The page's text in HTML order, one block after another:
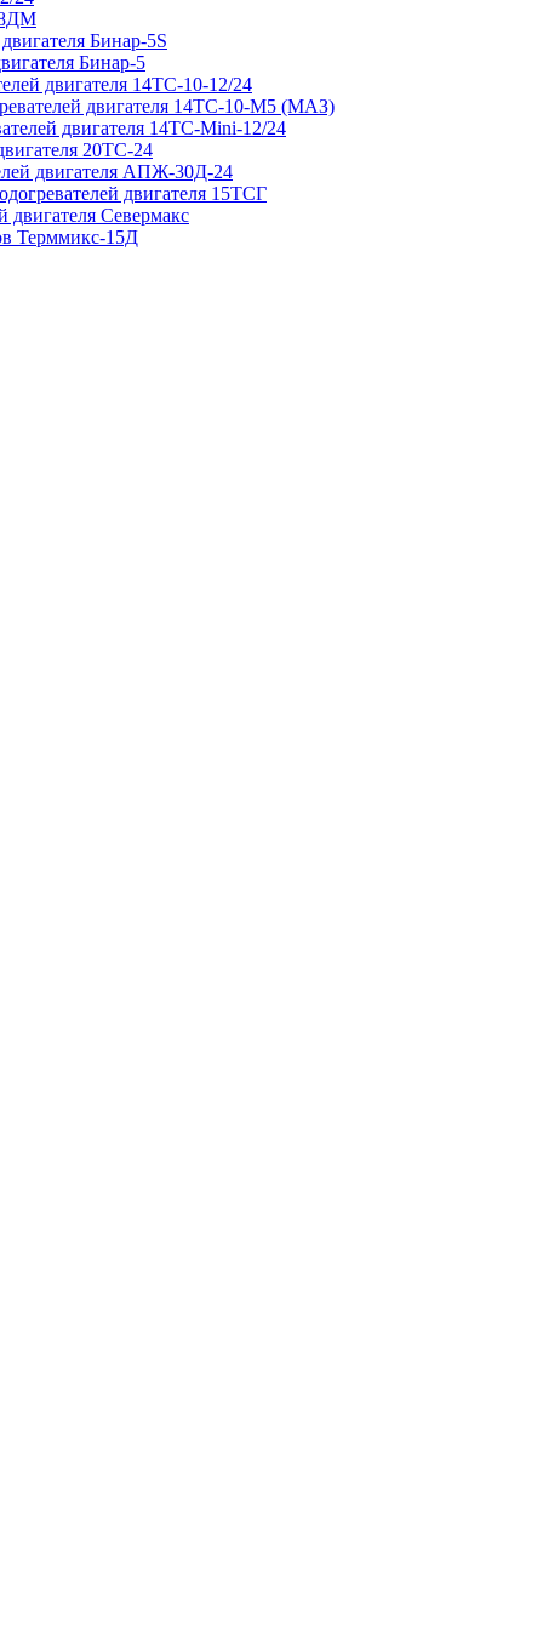
8ДМ
Бинар-5S
Бинар-5
двигателя 14ТС-10-12/24
двигателя 14ТС-10-М5 (МАЗ)
двигателя 14ТС-Mini-12/24
20ТС-24
двигателя АПЖ-30Д-24
двигателя 15ТСГ
двигателя Севермакс
Терммикс-15Д